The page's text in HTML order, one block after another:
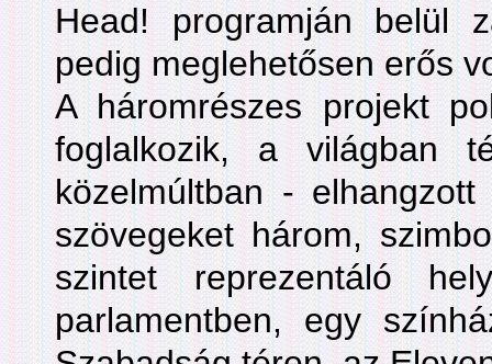
Head! programján belül
pedig meglehetősen erős
A háromrészes projekt
foglalkozik, a világban
közelmúltban -
szövegeket három,
szintet reprezentáló
parlamentben, egy